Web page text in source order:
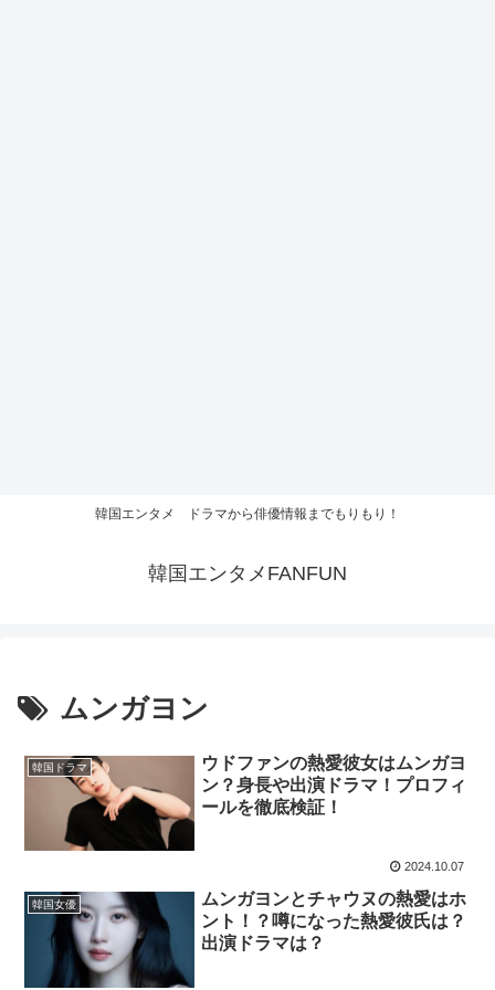
韓国エンタメ ドラマから俳優情報までもりもり！
韓国エンタメFANFUN
ムンガヨン
韓国ドラマ
ウドファンの熱愛彼女はムンガヨ
ン？身長や出演ドラマ！プロフィ
ールを徹底検証！
2024.10.07
韓国女優
ムンガヨンとチャウヌの熱愛はホ
ント！？噂になった熱愛彼氏は？
出演ドラマは？